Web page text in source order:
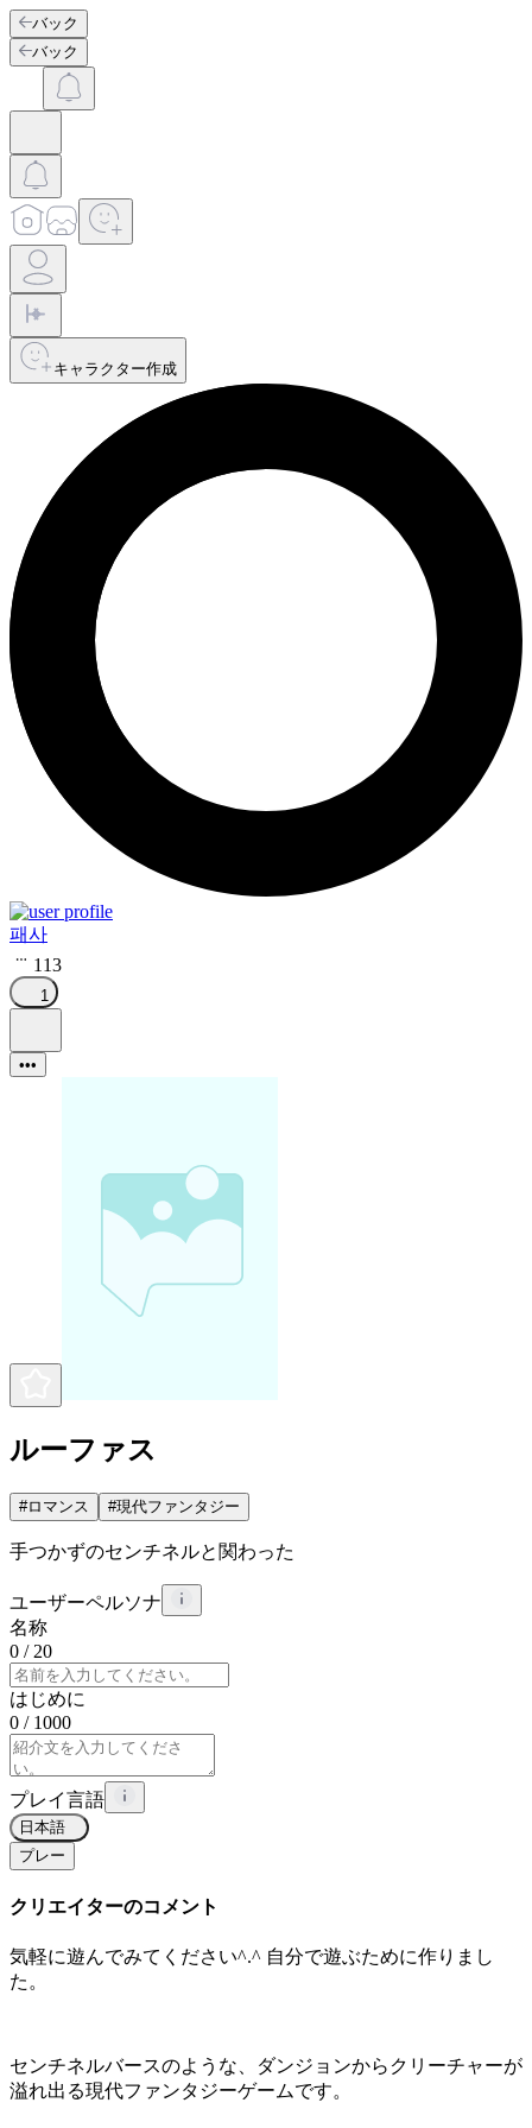
バック
バック
キャラクター作成
패사
113
1
•••
ルーファス
#ロマンス #現代ファンタジー
手つかずのセンチネルと関わった
ユーザーペルソナ
名称
0 / 20
はじめに
0 / 1000
プレイ言語
日本語
プレー
クリエイターのコメント
気軽に遊んでみてください^.^ 自分で遊ぶために作りまし
た。
センチネルバースのような、ダンジョンからクリーチャーが
溢れ出る現代ファンタジーゲームです。